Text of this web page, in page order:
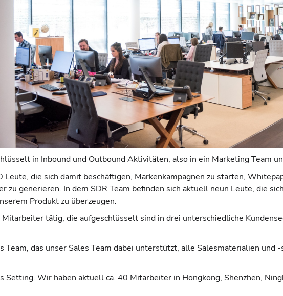
in Inbound und Outbound Aktivitäten, also in ein Marketing Team
die sich damit beschäftigen, Markenkampagnen zu starten,
zu generieren. In dem SDR Team befinden sich aktuell neun Leute, die
Produkt zu überzeugen.
tätig, die aufgeschlüsselt sind in drei unterschiedliche
das unser Sales Team dabei unterstützt, alle Salesmaterialien
Setting. Wir haben aktuell ca. 40 Mitarbeiter in Hongkong, Shenzhen,